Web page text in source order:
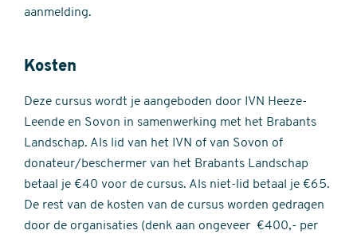
aanmelding.
Kosten
Deze cursus wordt je aangeboden door IVN Heeze-
Leende en Sovon in samenwerking met het Brabants
Landschap. Als lid van het IVN of van Sovon of
donateur/beschermer van het Brabants Landschap
betaal je €40 voor de cursus. Als niet-lid betaal je €65.
De rest van de kosten van de cursus worden gedragen
door de organisaties (denk aan ongeveer €400,- per